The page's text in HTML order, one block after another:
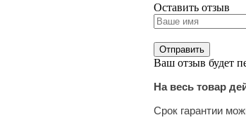
Оставить отзыв
Ваш отзыв будет
На весь товар
Срок гарантии